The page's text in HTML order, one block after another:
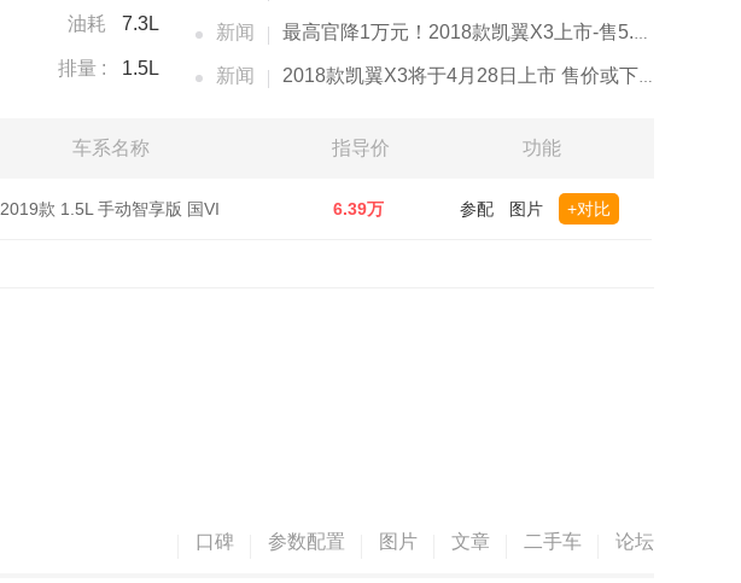
油耗 7.3L
排量 : 1.5L
新闻 最高官降1万元！2018款凯翼X3上市-售5.89万起
新闻 2018款凯翼X3将于4月28日上市 售价或下降6千元
车系名称 指导价 功能
2019款 1.5L 手动智享版 国VI 6.39万 参配 图片 +对比
口碑 参数配置 图片 文章 二手车 论坛